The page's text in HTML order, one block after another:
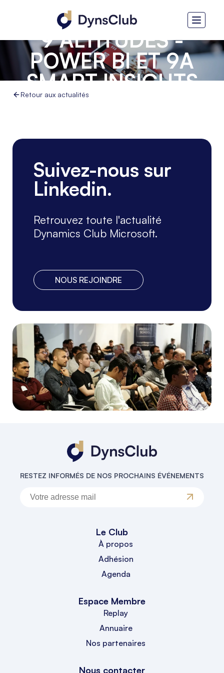
9 ALTITUDES -
POWER BI ET 9A
SMART INSIGHTS
Retour aux actualités
Suivez-nous sur
Linkedin.
Retrouvez toute l'actualité
Dynamics Club Microsoft.
NOUS REJOINDRE
RESTEZ INFORMÉS DE NOS PROCHAINS ÉVÉNEMENTS
Le Club
À propos
Adhésion
Agenda
Espace Membre
Replay
Annuaire
Nos partenaires
Nous contacter